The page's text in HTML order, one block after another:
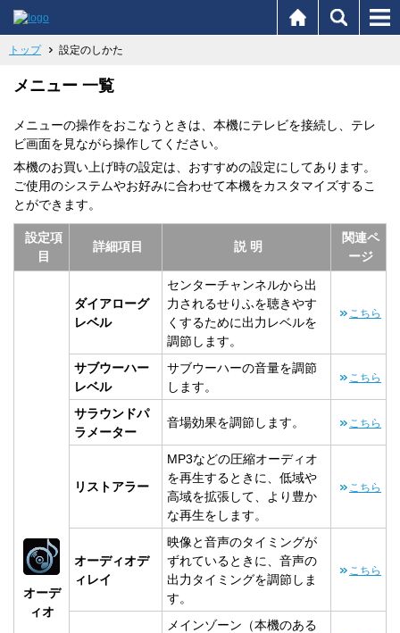
トップ 設定のしかた
メニュー 一覧
メニューの操作をおこなうときは、本機にテレビを接続し、テレ
ビ画面を見ながら操作してください。
本機のお買い上げ時の設定は、おすすめの設定にしてあります。
ご使用のシステムやお好みに合わせて本機をカスタマイズするこ
とができます。
設定項
目
詳細項目 説 明
関連ペ
ージ
オーデ
ィオ
ダイアローグ
レベル
センターチャンネルから出
力されるせりふを聴きやす
くするために出力レベルを
調節します。
こちら
サブウーハー
レベル
サブウーハーの音量を調節
します。
こちら
サラウンドパ
ラメーター
音場効果を調節します。 こちら
リストアラー
MP3などの圧縮オーディオ
を再生するときに、低域や
高域を拡張して、より豊か
な再生をします。
こちら
オーディオデ
ィレイ
映像と音声のタイミングが
ずれているときに、音声の
出力タイミングを調節しま
す。
こちら
メインゾーン（本機のある